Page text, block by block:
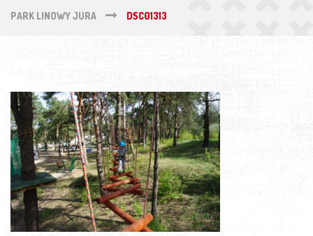
PARK LINOWY JURA DSC01313